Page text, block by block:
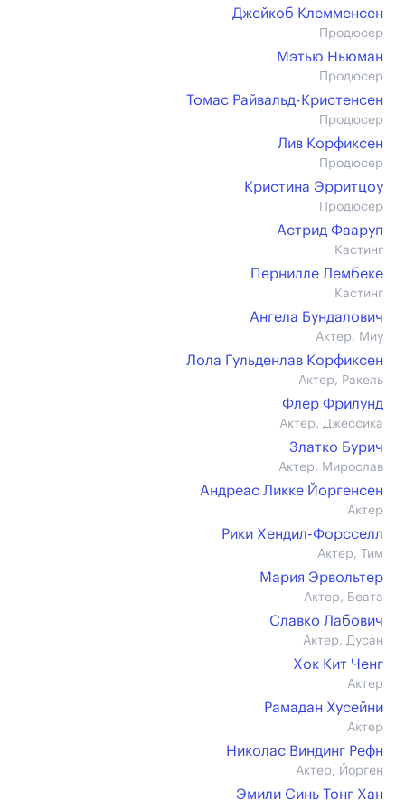
Джейкоб Клемменсен
Продюсер
Мэтью Ньюман
Продюсер
Томас Райвальд-Кристенсен
Продюсер
Лив Корфиксен
Продюсер
Кристина Эрритцоу
Продюсер
Астрид Фааруп
Кастинг
Пернилле Лембеке
Кастинг
Ангела Бундалович
Актер, Миу
Лола Гульденлав Корфиксен
Актер, Ракель
Флер Фрилунд
Актер, Джессика
Златко Бурич
Актер, Мирослав
Андреас Ликке Йоргенсен
Актер
Рики Хендил-Форсселл
Актер, Тим
Мария Эрвольтер
Актер, Беата
Славко Лабович
Актер, Дусан
Хок Кит Ченг
Актер
Рамадан Хусейни
Актер
Николас Виндинг Рефн
Актер, Йорген
Эмили Синь Тонг Хан